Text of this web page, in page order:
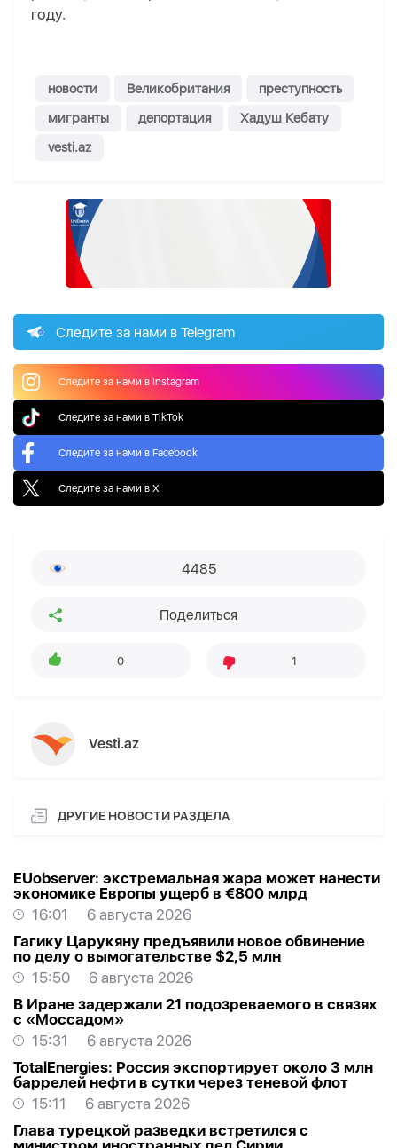
году.
новости Великобритания
преступность
мигранты
депортация
Хадуш Кебату
vesti.az
Следите за нами в Telegram
Следите за нами в Instagram
Следите за нами в TikTok
Следите за нами в Facebook
Следите за нами в X
4485
Поделиться
0 1
Vesti.az
ДРУГИЕ НОВОСТИ РАЗДЕЛА
EUobserver: экстремальная жара может нанести
экономике Европы ущерб в €800 млрд
16:01
6 августа 2026
Гагику Царукяну предъявили новое обвинение
по делу о вымогательстве $2,5 млн
15:50
6 августа 2026
В Иране задержали 21 подозреваемого в связях
с «Моссадом»
15:31
6 августа 2026
TotalEnergies: Россия экспортирует около 3 млн
баррелей нефти в сутки через теневой флот
15:11
6 августа 2026
Глава турецкой разведки встретился с